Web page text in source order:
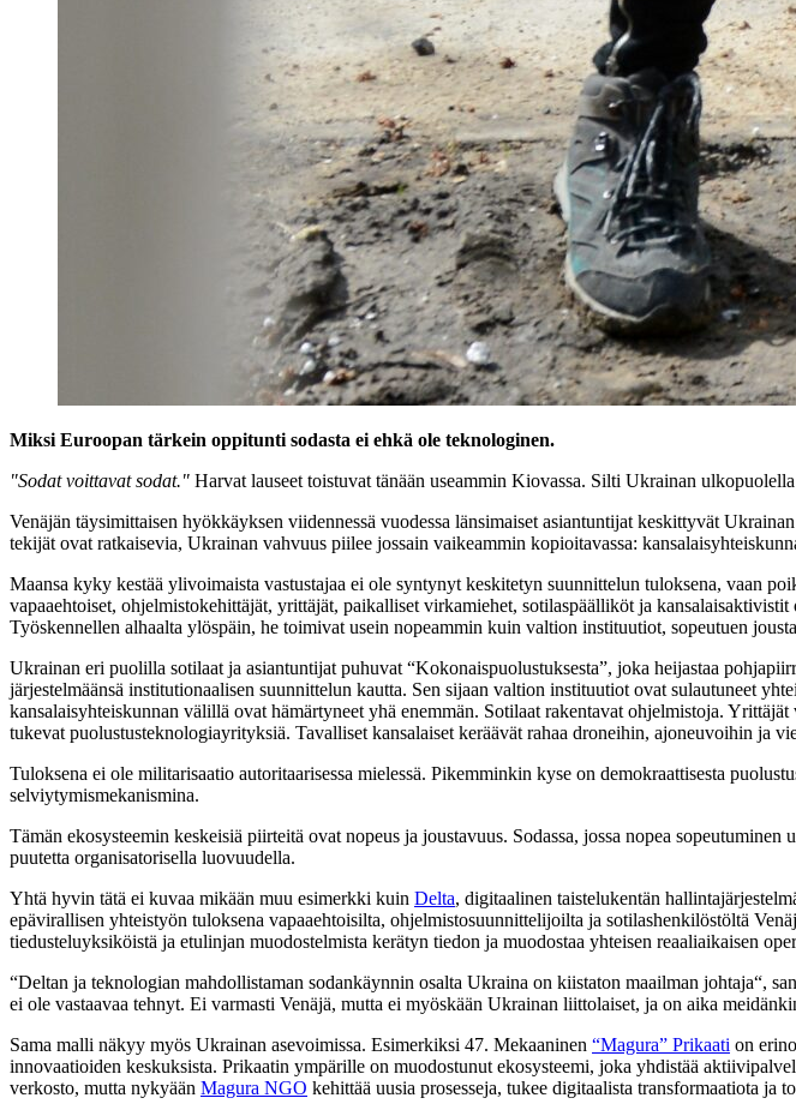
Miksi Euroopan tärkein oppitunti sodasta ei ehkä ole teknologinen.
"Sodat voittavat sodat." Harvat lauseet toistuvat tänään useammin Kiovassa. Silti Ukrainan
Venäjän täysimittaisen hyökkäyksen viidennessä vuodessa länsimaiset asiantuntijat keskittyvät
tekijät ovat ratkaisevia, Ukrainan vahvuus piilee jossain vaikeammin kopioitavassa:
Maansa kyky kestää ylivoimaista vastustajaa ei ole syntynyt keskitetyn suunnittelun tuloksena, vaan
vapaaehtoiset, ohjelmistokehittäjät, yrittäjät, paikalliset virkamiehet, sotilaspäälliköt ja
Työskennellen alhaalta ylöspäin, he toimivat usein nopeammin kuin valtion instituutiot, sopeutuen
Ukrainan eri puolilla sotilaat ja asiantuntijat puhuvat “Kokonaispuolustuksesta”, joka heijastaa
järjestelmäänsä institutionaalisen suunnittelun kautta. Sen sijaan valtion instituutiot ovat sulautuneet
kansalaisyhteiskunnan välillä ovat hämärtyneet yhä enemmän. Sotilaat rakentavat ohjelmistoja.
tukevat puolustusteknologiayrityksiä. Tavalliset kansalaiset keräävät rahaa droneihin, ajoneuvoihin ja
Tuloksena ei ole militarisaatio autoritaarisessa mielessä. Pikemminkin kyse on demokraattisesta
selviytymismekanismina.
Tämän ekosysteemin keskeisiä piirteitä ovat nopeus ja joustavuus. Sodassa, jossa nopea
puutetta organisatorisella luovuudella.
Yhtä hyvin tätä ei kuvaa mikään muu esimerkki kuin Delta, digitaalinen taistelukentän
epävirallisen yhteistyön tuloksena vapaaehtoisilta, ohjelmistosuunnittelijoilta ja sotilashenkilöstöltä
tiedusteluyksiköistä ja etulinjan muodostelmista kerätyn tiedon ja muodostaa yhteisen reaaliaikaisen
“Deltan ja teknologian mahdollistaman sodankäynnin osalta Ukraina on kiistaton maailman johtaja“,
ei ole vastaavaa tehnyt. Ei varmasti Venäjä, mutta ei myöskään Ukrainan liittolaiset, ja on aika
Sama malli näkyy myös Ukrainan asevoimissa. Esimerkiksi 47. Mekaaninen “Magura” Prikaati on
innovaatioiden keskuksista. Prikaatin ympärille on muodostunut ekosysteemi, joka yhdistää
verkosto, mutta nykyään Magura NGO kehittää uusia prosesseja, tukee digitaalista transformaatiota